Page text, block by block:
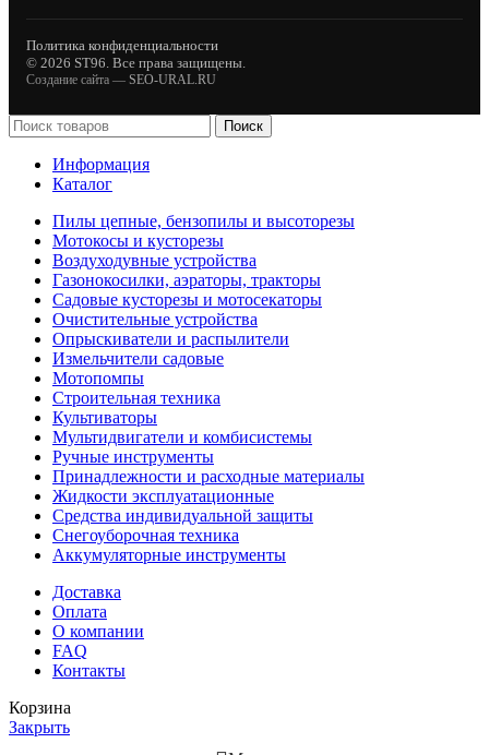
Политика конфиденциальности
© 2026 ST96. Все права защищены.
Создание сайта — SEO-URAL.RU
Поиск
Информация
Каталог
Пилы цепные, бензопилы и высоторезы
Мотокосы и кусторезы
Воздуходувные устройства
Газонокосилки, аэраторы, тракторы
Садовые кусторезы и мотосекаторы
Очистительные устройства
Опрыскиватели и распылители
Измельчители садовые
Мотопомпы
Строительная техника
Культиваторы
Мультидвигатели и комбисистемы
Ручные инструменты
Принадлежности и расходные материалы
Жидкости эксплуатационные
Средства индивидуальной защиты
Снегоуборочная техника
Аккумуляторные инструменты
Доставка
Оплата
О компании
FAQ
Контакты
Корзина
Закрыть